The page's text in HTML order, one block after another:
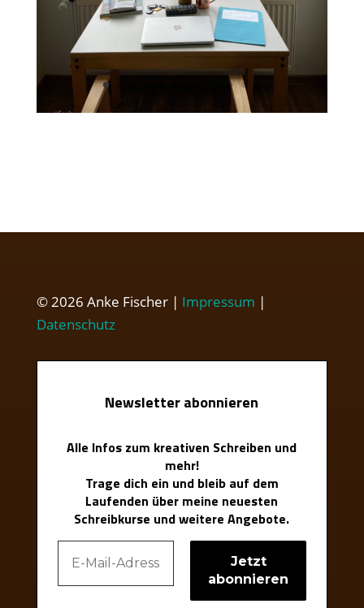
© 2026 Anke Fischer | Impressum |
Datenschutz
Newsletter abonnieren
Alle Infos zum kreativen Schreiben und
mehr!
Trage dich ein und bleib auf dem
Laufenden über meine neuesten
Schreibkurse und weitere Angebote.